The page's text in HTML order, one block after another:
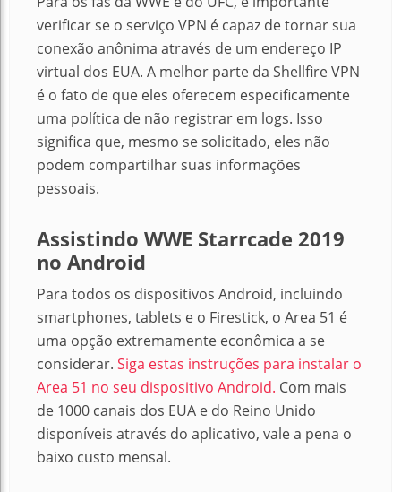
verificar se o serviço VPN é capaz de tornar sua
conexão anônima através de um endereço IP
virtual dos EUA. A melhor parte da Shellfire VPN
é o fato de que eles oferecem especificamente
uma política de não registrar em logs. Isso
significa que, mesmo se solicitado, eles não
podem compartilhar suas informações
pessoais.
Assistindo WWE Starrcade 2019
no Android
Para todos os dispositivos Android, incluindo
smartphones, tablets e o Firestick, o Area 51 é
uma opção extremamente econômica a se
considerar. Siga estas instruções para instalar o
Area 51 no seu dispositivo Android. Com mais
de 1000 canais dos EUA e do Reino Unido
disponíveis através do aplicativo, vale a pena o
baixo custo mensal.